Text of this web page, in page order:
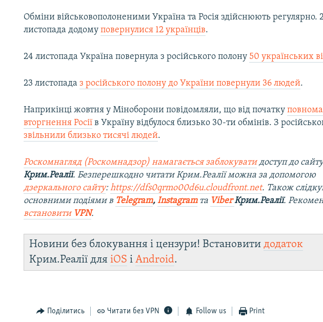
Обміни військовополоненими Україна та Росія здійснюють регулярно.
листопада додомуповернулися 12 українців.
24 листопада Україна повернула з російського полону 50 українських
23 листопадаз російського полону до України повернули 36 людей.
Наприкінці жовтня у Міноборони повідомляли, що від початку
вторгнення Росії в Україну відбулося близько 30-ти обмінів. З
звільнили близько тисячі людей.
Роскомнагляд (Роскомнадзор) намагається заблокуватидоступ до
Крим.Реалії. Безперешкодно читати Крим.Реалії можна за допомогою
дзеркального сайту:https://dfs0qrmo00d6u.cloudfront.net. Також
основними подіями в Telegram,Instagramта ViberКрим.Реалії. Ре
встановити VPN.
Новини без блокування і цензури! Встановитидодаток
Крим.Реалії дляiOS іAndroid.
Поділитись Читати без VPN Follow us Print